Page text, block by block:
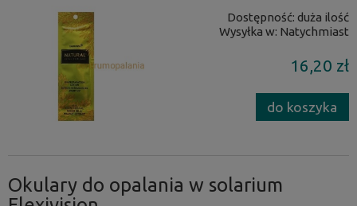
Dostępność: duża ilość
Wysyłka w: Natychmiast
16,20 zł
do koszyka
Okulary do opalania w solarium